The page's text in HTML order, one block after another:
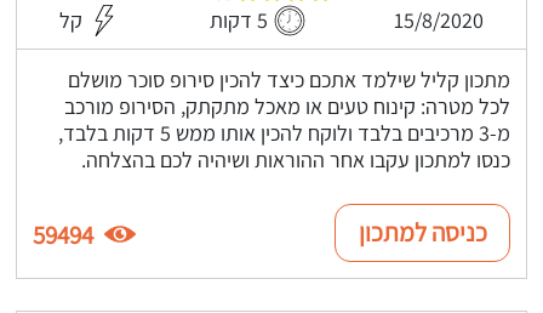
15/8/2020 5 דקות קל
מתכון קליל שילמד אתכם כיצד להכין סירופ סוכר מושלם
לכל מטרה: קינוח טעים או מאכל מתקתק, הסירופ מורכב
מ-3 מרכיבים בלבד ולוקח להכין אותו ממש 5 דקות בלבד,
כנסו למתכון עקבו אחר ההוראות ושיהיה לכם בהצלחה.
כניסה למתכון 59494